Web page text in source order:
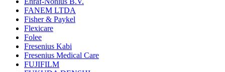
FANEM LTDA
Fisher & Paykel
Flexicare
Folee
Fresenius Kabi
Fresenius Medical Care
FUJIFILM